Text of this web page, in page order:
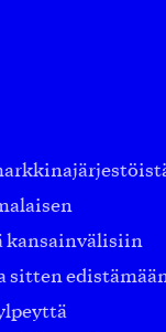
kansainvälisiin
sitten